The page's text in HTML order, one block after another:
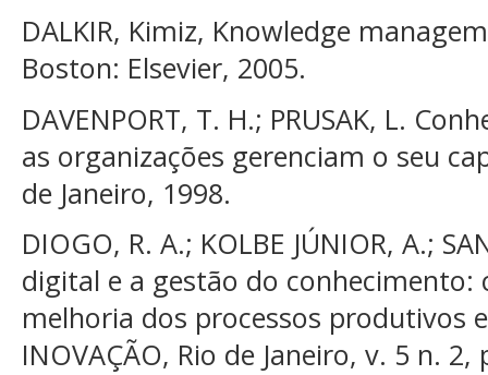
DALKIR, Kimiz, Knowledge
Boston: Elsevier, 2005.
DAVENPORT, T. H.; PRUSAK, L.
as organizações gerenciam o seu
de Janeiro, 1998.
DIOGO, R. A.; KOLBE JÚNIOR, A.;
digital e a gestão do conhecimento:
melhoria dos processos produtivos
INOVAÇÃO, Rio de Janeiro, v. 5 n.